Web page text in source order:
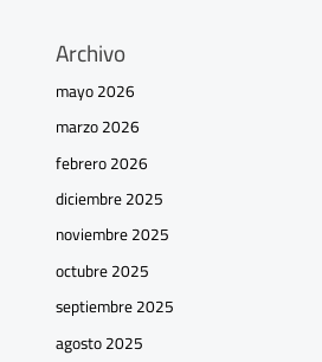
Archivo
mayo 2026
marzo 2026
febrero 2026
diciembre 2025
noviembre 2025
octubre 2025
septiembre 2025
agosto 2025